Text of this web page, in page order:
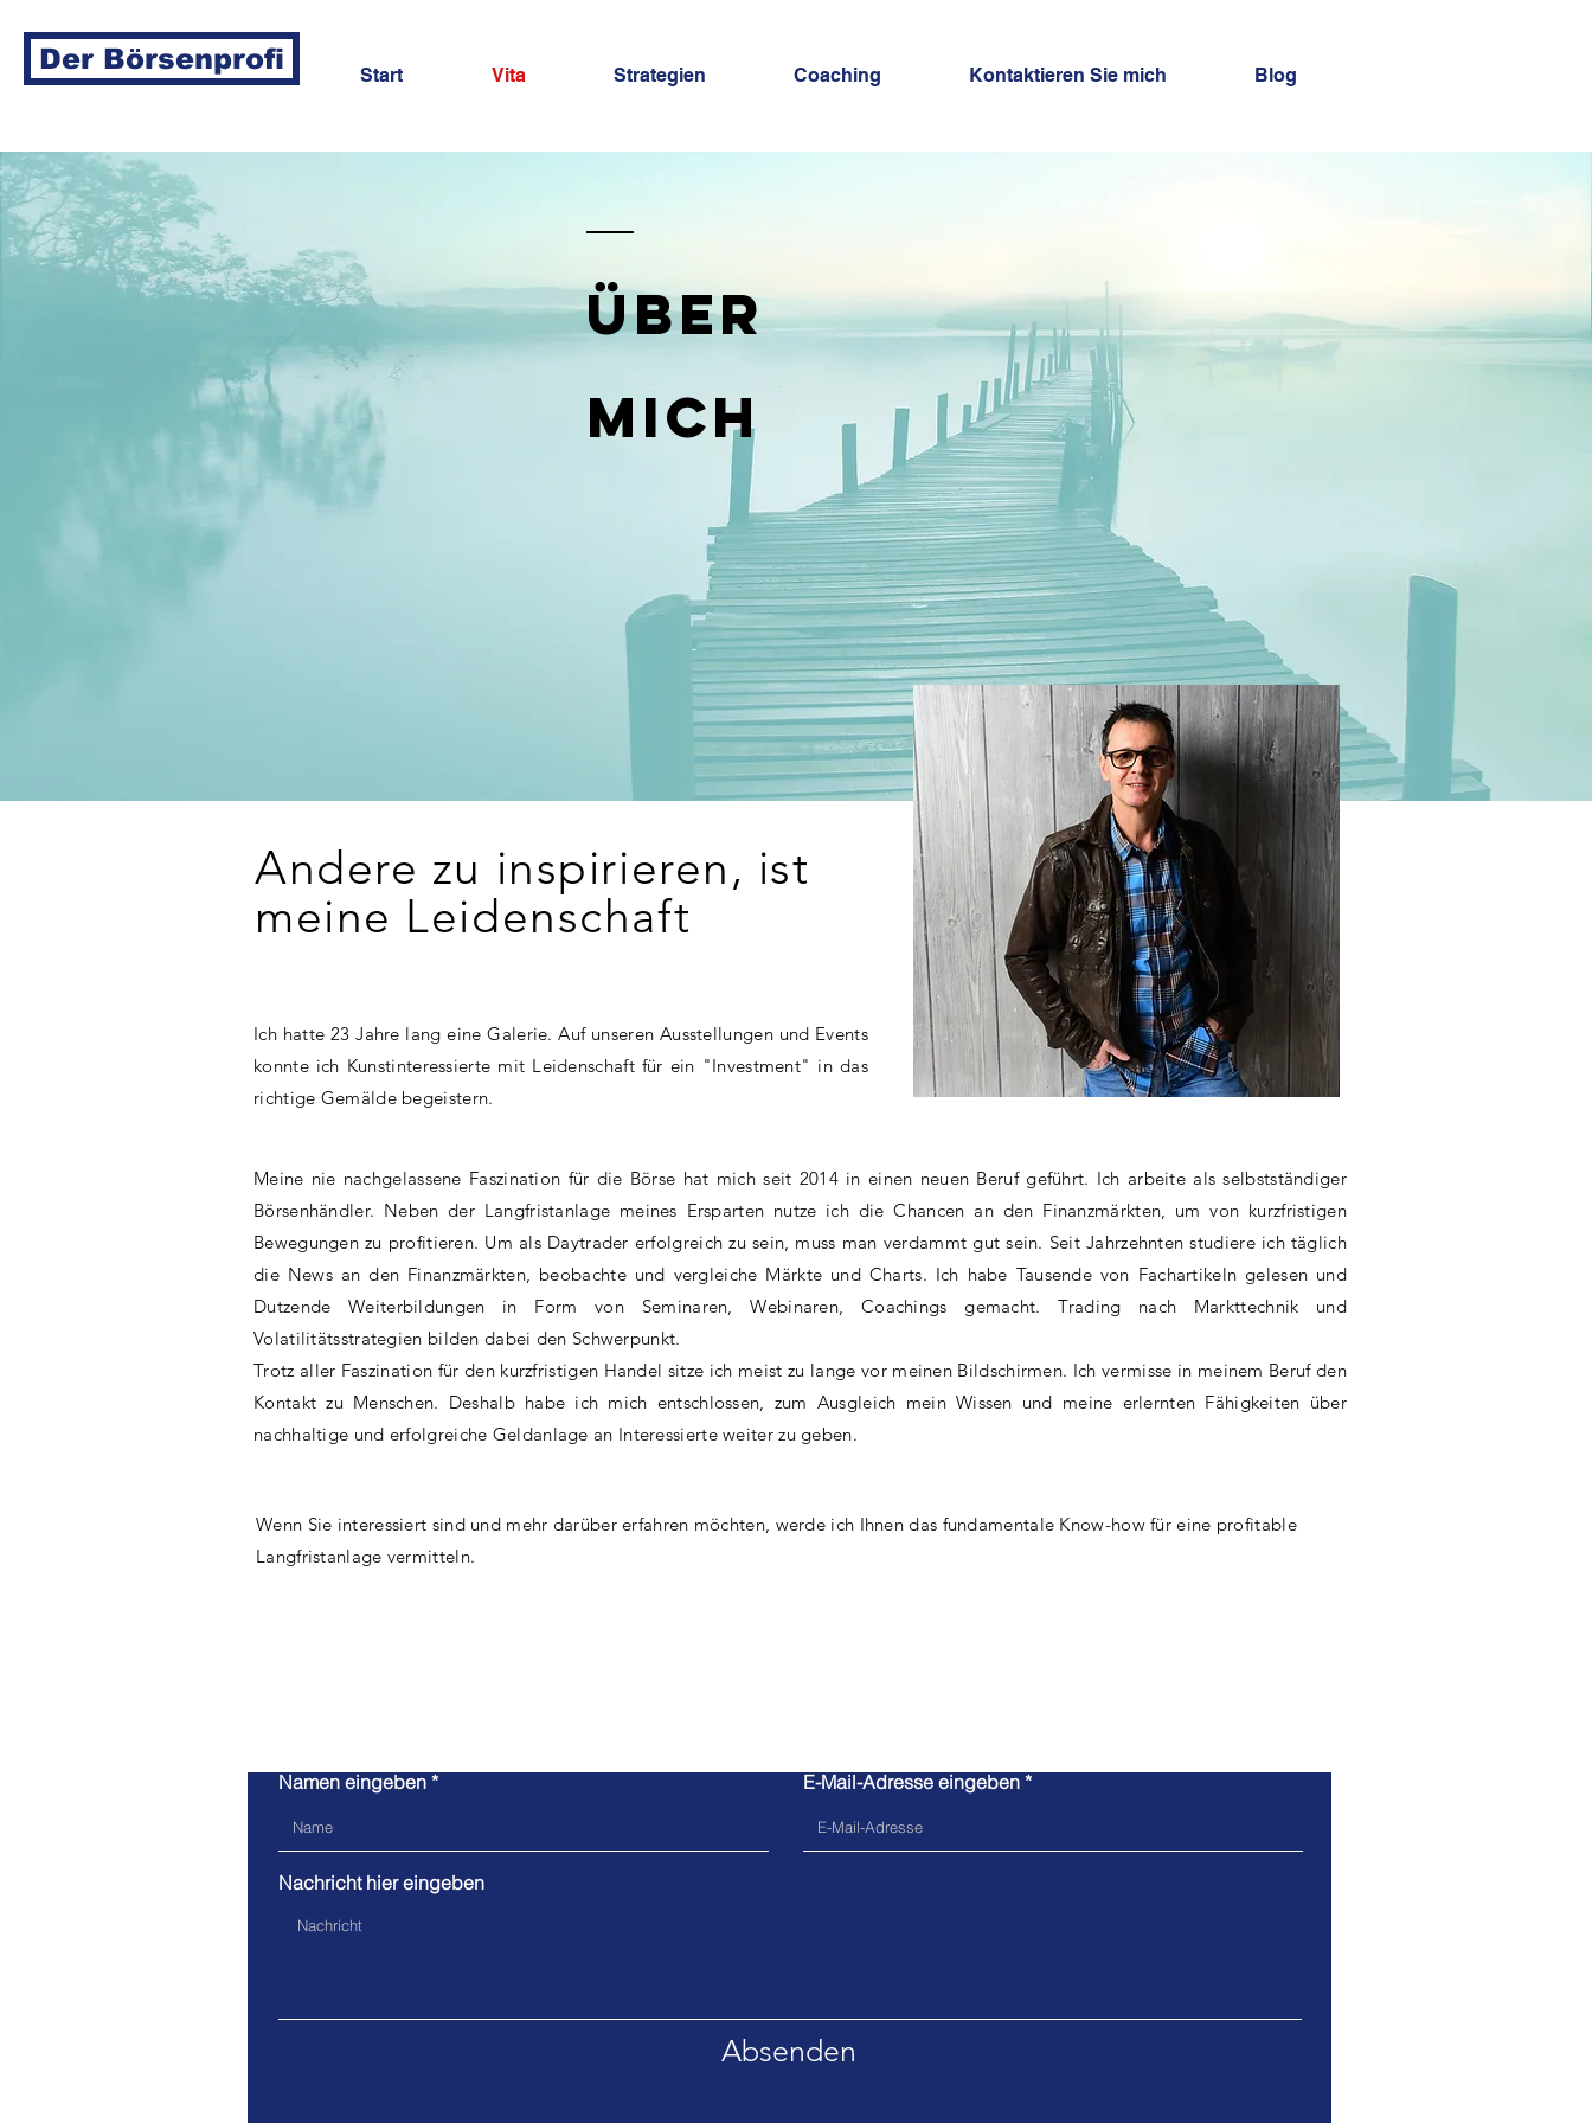
Der Börsenprofi
Start Vita Strategien Coaching Kontaktieren Sie mich Blog
über
Mich
Andere zu inspirieren, ist
meine Leidenschaft
Ich hatte 23 Jahre lang eine Galerie. Auf unseren Ausstellungen und Events
konnte ich Kunstinteressierte mit Leidenschaft für ein "Investment" in das
richtige Gemälde begeistern.
Meine nie nachgelassene Faszination für die Börse hat mich seit 2014 in einen neuen Beruf geführt. Ich arbeite als selbstständiger
Börsenhändler. Neben der Langfristanlage meines Ersparten nutze ich die Chancen an den Finanzmärkten, um von kurzfristigen
Bewegungen zu profitieren. Um als Daytrader erfolgreich zu sein, muss man verdammt gut sein. Seit Jahrzehnten studiere ich täglich
die News an den Finanzmärkten, beobachte und vergleiche Märkte und Charts. Ich habe Tausende von Fachartikeln gelesen und
Dutzende Weiterbildungen in Form von Seminaren, Webinaren, Coachings gemacht. Trading nach Markttechnik und
Volatilitätsstrategien bilden dabei den Schwerpunkt.
Trotz aller Faszination für den kurzfristigen Handel sitze ich meist zu lange vor meinen Bildschirmen. Ich vermisse in meinem Beruf den
Kontakt zu Menschen. Deshalb habe ich mich entschlossen, zum Ausgleich mein Wissen und meine erlernten Fähigkeiten über
nachhaltige und erfolgreiche Geldanlage an Interessierte weiter zu geben.
Wenn Sie interessiert sind und mehr darüber erfahren möchten, werde ich Ihnen das fundamentale Know-how für eine profitable
Langfristanlage vermitteln.
Namen eingeben E-Mail-Adresse eingeben
Nachricht hier eingeben
Absenden